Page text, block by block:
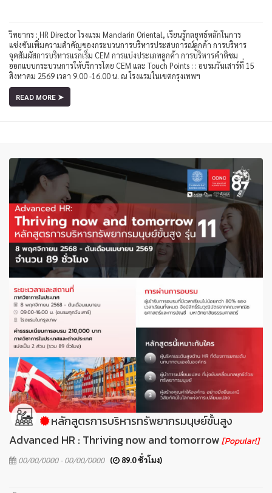
วิทยากร : HR Director โรงแรม Mandarin Oriental, เรียนรู้กลยุทธ์หลักในการ
แข่งขันเพิ่มความสำคัญของกระบวนการบริหารประสบการณ์ลูกค้า การบริหาร
จุดสัมผัสการบริหารแรกเริ่ม CEM การแบ่งประเภทลูกค้า การบริหารคำติชม
ออกแบบกระบวนการให้บริการโดย CEM และ Touch Points : : อบรมวันเสาร์ที่ 15
สิงหาคม 2569 เวลา 9.00 -16.00 น. ณ โรงแรมในเขตกรุงเทพฯ
READ MORE ➤
หลักสูตรการบริหารทรัพยากรมนุษย์ขั้นสูง
Advanced HR : Thriving now and tomorrow[Popular!]
00/00/0000 - 00/00/0000 ( 89.0 ชั่วโมง)